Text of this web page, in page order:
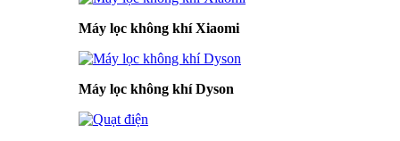
Máy lọc không khí Xiaomi
Máy lọc không khí Dyson